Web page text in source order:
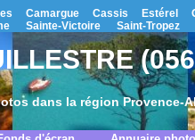
Camargue Cassis Estérel
Sainte-Victoire Saint-Tropez
dans la région Provence-